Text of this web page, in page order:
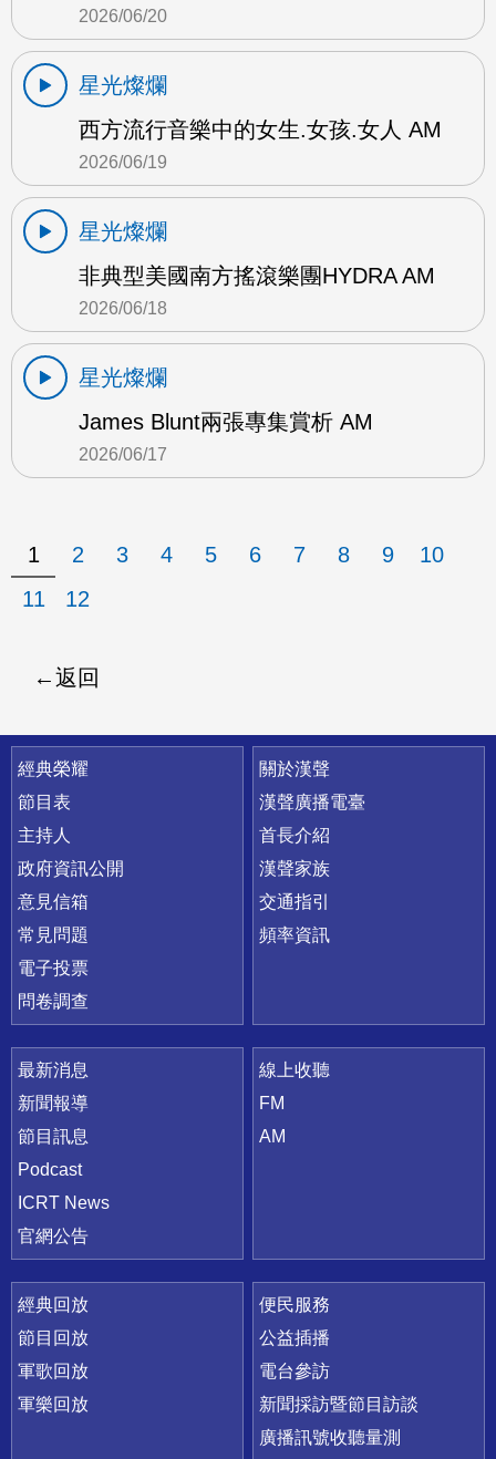
2026/06/20
星光燦爛
西方流行音樂中的女生.女孩.女人 AM
2026/06/19
星光燦爛
非典型美國南方搖滾樂團HYDRA AM
2026/06/18
星光燦爛
James Blunt兩張專集賞析 AM
2026/06/17
1 2 3 4 5 6 7 8 9
10
11
12
返回
快速連結
經典榮耀
節目表
主持人
政府資訊公開
意見信箱
常見問題
電子投票
問卷調查
關於漢聲
漢聲廣播電臺
首長介紹
漢聲家族
交通指引
頻率資訊
最新消息
新聞報導
節目訊息
Podcast
ICRT News
官網公告
線上收聽
FM
AM
經典回放
節目回放
軍歌回放
軍樂回放
便民服務
公益插播
電台參訪
新聞採訪暨節目訪談
廣播訊號收聽量測